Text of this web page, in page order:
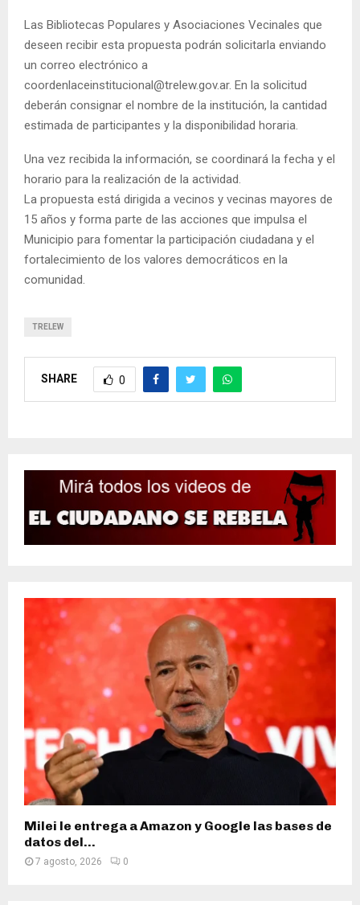
Las Bibliotecas Populares y Asociaciones Vecinales que
deseen recibir esta propuesta podrán solicitarla enviando
un correo electrónico a
coordenlaceinstitucional@trelew.gov.ar. En la solicitud
deberán consignar el nombre de la institución, la cantidad
estimada de participantes y la disponibilidad horaria.
Una vez recibida la información, se coordinará la fecha y el
horario para la realización de la actividad.
La propuesta está dirigida a vecinos y vecinas mayores de
15 años y forma parte de las acciones que impulsa el
Municipio para fomentar la participación ciudadana y el
fortalecimiento de los valores democráticos en la
comunidad.
TRELEW
SHARE 0
Milei le entrega a Amazon y Google las bases de
datos del...
7 agosto, 2026 0